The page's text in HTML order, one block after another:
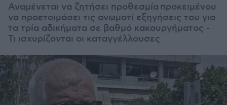
Αναμένεται να ζητήσει προθεσμία προκειμένου
να προετοιμάσει τις ανωμοτί εξηγήσεις του για
τα τρία αδικήματα σε βαθμό κακουργήματος -
Τι ισχυρίζονται οι καταγγέλλουσες